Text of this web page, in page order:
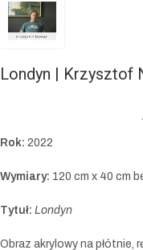
Londyn | Krzysztof
Rok: 2022
Wymiary: 120 cm x 40 cm
Tytuł: Londyn
Obraz akrylowy na płótnie,